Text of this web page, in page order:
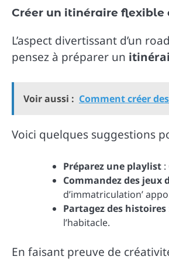
Créer un itinéraire flexible
L’aspect divertissant d’un
pensez à préparer un
Voir aussi : Comment créer
Voici quelques suggestions
Préparez une playlist
Commandez des jeux
d’immatriculation’
Partagez des histoires
l’habitacle.
En faisant preuve de